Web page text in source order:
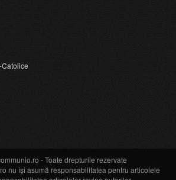
- Toate drepturile rezervate
nu își asumă responsabilitatea pentru articolele